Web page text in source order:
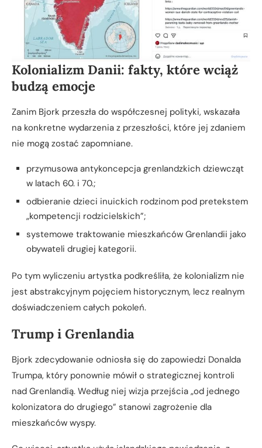
Kolonializm Danii: fakty, które wciąż
budzą emocje
Zanim Bjork przeszła do współczesnej polityki, wskazała
na konkretne wydarzenia z przeszłości, które jej zdaniem
nie mogą zostać zapomniane.
przymusowa antykoncepcja grenlandzkich dziewcząt
w latach 60. i 70.;
odbieranie dzieci inuickich rodzinom pod pretekstem
„kompetencji rodzicielskich”;
systemowe traktowanie mieszkańców Grenlandii jako
obywateli drugiej kategorii.
Po tym wyliczeniu artystka podkreśliła, że kolonializm nie
jest abstrakcyjnym pojęciem historycznym, lecz realnym
doświadczeniem całych pokoleń.
Trump i Grenlandia
Bjork zdecydowanie odniosła się do zapowiedzi Donalda
Trumpa, który ponownie mówił o strategicznej kontroli
nad Grenlandią. Według niej wizja przejścia „od jednego
kolonizatora do drugiego” stanowi zagrożenie dla
mieszkańców wyspy.